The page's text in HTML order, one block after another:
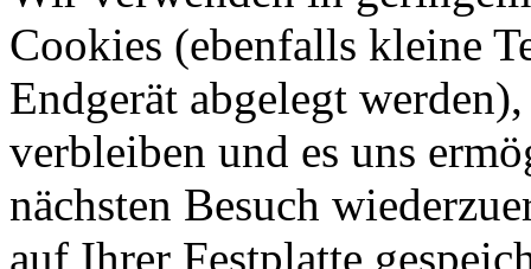
Cookies (ebenfalls kleine
Endgerät abgelegt
verbleiben und es uns
nächsten Besuch
auf Ihrer Festplatte